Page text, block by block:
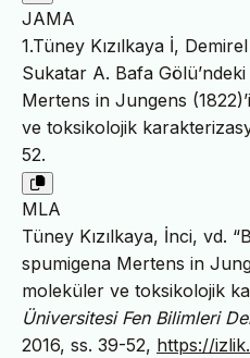
JAMA
1.Tüney Kızılkaya İ,
Sukatar A. Bafa
Mertens in Jungens
ve toksikolojik
52.
MLA
Tüney Kızılkaya, İnci, vd.
spumigena Mertens in
moleküler ve toksikolojik
Üniversitesi Fen Bilimleri
2016, ss. 39-52, https://